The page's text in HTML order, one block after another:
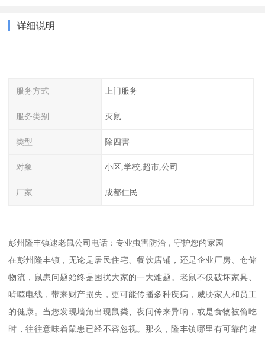
详细说明
服务方式 上门服务
服务类别 灭鼠
类型 除四害
对象 小区,学校,超市,公司
厂家 成都仁民
彭州隆丰镇逮老鼠公司电话：专业虫害防治，守护您的家园
在彭州隆丰镇，无论是居民住宅、餐饮店铺，还是企业厂房、仓储
物流，鼠患问题始终是困扰大家的一大难题。老鼠不仅破坏家具、
啃噬电线，带来财产损失，更可能传播多种疾病，威胁家人和员工
的健康。当您发现墙角出现鼠粪、夜间传来异响，或是食物被偷吃
时，往往意味着鼠患已经不容忽视。那么，隆丰镇哪里有可靠的逮